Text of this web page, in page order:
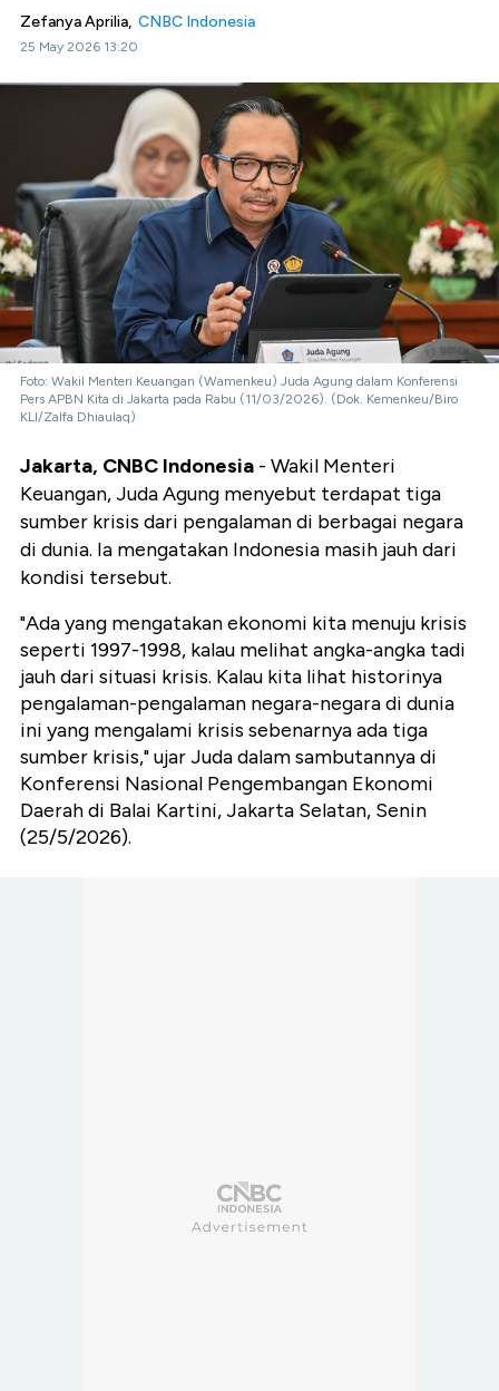
Zefanya Aprilia, CNBC Indonesia
25 May 2026 13:20
Foto: Wakil Menteri Keuangan (Wamenkeu) Juda Agung dalam Konferensi
Pers APBN Kita di Jakarta pada Rabu (11/03/2026). (Dok. Kemenkeu/Biro
KLI/Zalfa Dhiaulaq)
Jakarta, CNBC Indonesia - Wakil Menteri
Keuangan, Juda Agung menyebut terdapat tiga
sumber krisis dari pengalaman di berbagai negara
di dunia. Ia mengatakan Indonesia masih jauh dari
kondisi tersebut.
"Ada yang mengatakan ekonomi kita menuju krisis
seperti 1997-1998, kalau melihat angka-angka tadi
jauh dari situasi krisis. Kalau kita lihat historinya
pengalaman-pengalaman negara-negara di dunia
ini yang mengalami krisis sebenarnya ada tiga
sumber krisis," ujar Juda dalam sambutannya di
Konferensi Nasional Pengembangan Ekonomi
Daerah di Balai Kartini, Jakarta Selatan, Senin
(25/5/2026).